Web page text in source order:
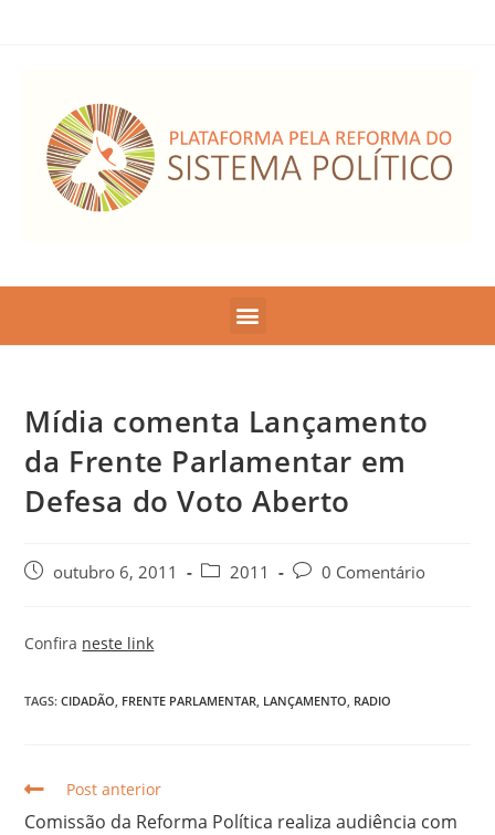
Mídia comenta Lançamento
da Frente Parlamentar em
Defesa do Voto Aberto
outubro 6, 2011 2011 0 Comentário
Confira neste link
TAGS:CIDADÃO FRENTE PARLAMENTAR LANÇAMENTO RADIO
Post anterior
Comissão da Reforma Política realiza audiência com